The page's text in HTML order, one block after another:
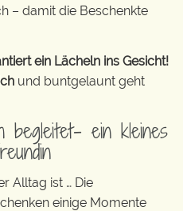
– damit die Beschenkte
ein Lächeln ins Gesicht!
und buntgelaunt geht
begleitet- ein kleines
Alltag ist … Die
einige Momente